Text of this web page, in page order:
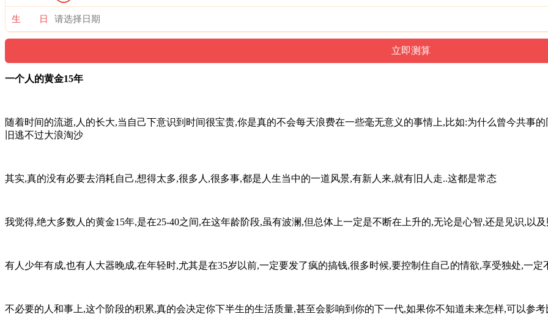
生 日
一个人的黄金15年
随着时间的流逝,人的长大,当自己下意识到时间很宝贵,你是真的不会每天浪费在一些毫无意义的事情上,比如:为什么曾今共事
旧逃不过大浪淘沙
其实,真的没有必要去消耗自己,想得太多,很多人,很多事,都是人生当中的一道风景,有新人来,就有旧人走..这都是常态
我觉得,绝大多数人的黄金15年,是在25-40之间,在这年龄阶段,虽有波澜,但总体上一定是不断在上升的,无论是心智,还是见识,以
有人少年有成,也有人大器晚成,在年轻时,尤其是在35岁以前,一定要发了疯的搞钱,很多时候,要控制住自己的情欲,享受独处,一
不必要的人和事上,这个阶段的积累,真的会决定你下半生的生活质量,甚至会影响到你的下一代,如果你不知道未来怎样,可以参